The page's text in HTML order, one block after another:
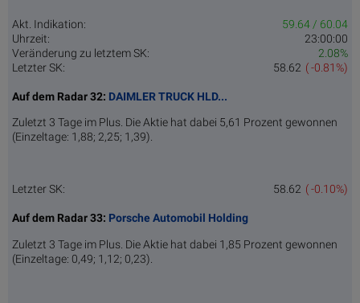
Akt. Indikation:
59.64 / 60.04
Uhrzeit:
23:00:00
Veränderung zu letztem SK:
2.08%
Letzter SK:
( -0.81%)
58.62
Auf dem Radar 32: DAIMLER TRUCK HLD...
Zuletzt 3 Tage im Plus. Die Aktie hat dabei 5,61 Prozent gewonnen
(Einzeltage: 1,88; 2,25; 1,39).
Letzter SK: ( -0.10%)
58.62
Auf dem Radar 33: Porsche Automobil Holding
Zuletzt 3 Tage im Plus. Die Aktie hat dabei 1,85 Prozent gewonnen
(Einzeltage: 0,49; 1,12; 0,23).